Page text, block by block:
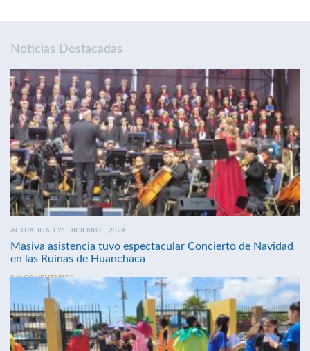
Noticias Destacadas
ACTUALIDAD 21 DICIEMBRE, 2024
Masiva asistencia tuvo espectacular Concierto de Navidad
en las Ruinas de Huanchaca
SIN COMENTARIOS